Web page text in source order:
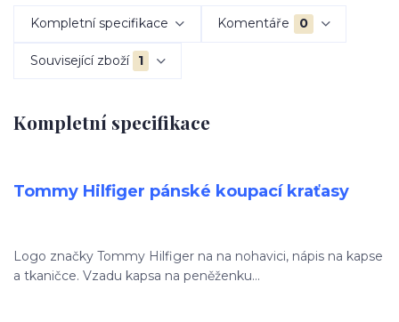
Kompletní specifikace Komentáře 0
Související zboží 1
Kompletní specifikace
Tommy Hilfiger pánské koupací kraťasy
Logo značky Tommy Hilfiger na na nohavici, nápis na kapse
a tkaničce. Vzadu kapsa na peněženku...